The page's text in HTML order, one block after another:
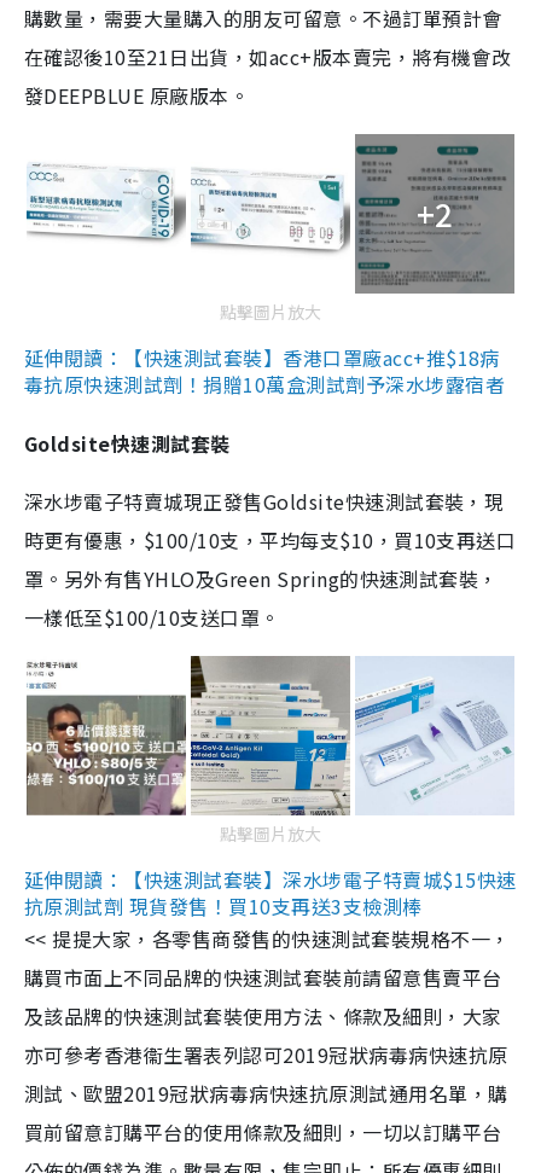
購數量，需要大量購入的朋友可留意。不過訂單預計會
在確認後10至21日出貨，如acc+版本賣完，將有機會改
發DEEPBLUE 原廠版本。
+2
點擊圖片放大
延伸閱讀：【快速測試套裝】香港口罩廠acc+推$18病
毒抗原快速測試劑！捐贈10萬盒測試劑予深水埗露宿者
Goldsite快速測試套裝
深水埗電子特賣城現正發售Goldsite快速測試套裝，現
時更有優惠，$100/10支，平均每支$10，買10支再送口
罩。另外有售YHLO及Green Spring的快速測試套裝，
一樣低至$100/10支送口罩。
點擊圖片放大
延伸閱讀：【快速測試套裝】深水埗電子特賣城$15快速
抗原測試劑 現貨發售！買10支再送3支檢測棒
<< 提提大家，各零售商發售的快速測試套裝規格不一，
購買市面上不同品牌的快速測試套裝前請留意售賣平台
及該品牌的快速測試套裝使用方法、條款及細則，大家
亦可參考香港衞生署表列認可2019冠狀病毒病快速抗原
測試、歐盟2019冠狀病毒病快速抗原測試通用名單，購
買前留意訂購平台的使用條款及細則，一切以訂購平台